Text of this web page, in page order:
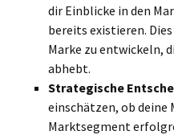
dir Einblicke in den
bereits existieren.
Marke zu entwickeln,
abhebt.
Strategische
einschätzen, ob
Marktsegment